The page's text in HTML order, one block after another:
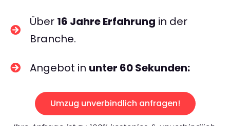
Über 16 Jahre Erfahrung in der
Branche.
Angebot in unter 60 Sekunden:
Umzug unverbindlich anfragen!